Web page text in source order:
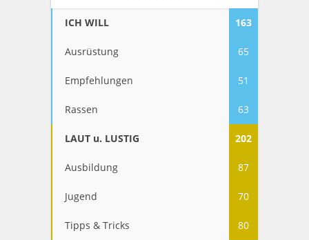
ICH WILL 163
Ausrüstung 65
Empfehlungen 51
Rassen 63
LAUT u. LUSTIG 202
Ausbildung 87
Jugend 70
Tipps & Tricks 80